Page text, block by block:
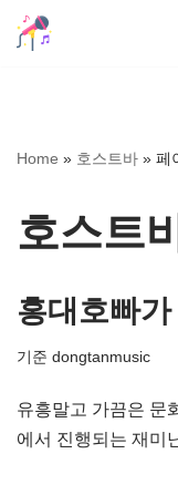
로
너
뛰
Home » 호스트바 » 페
호스트
홍대호빠
기준 dongtanmusic
유흥말고 가끔은 문
에서 진행되는 재미